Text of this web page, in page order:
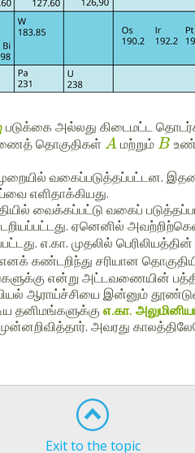
படுக்கை அல்லது கிடைமட்ட
தொகுதிகள் A மற்றும்B
வகைப்படுத்தப்பட்டன.
எளிதாக்கியது.
வைக்கப்பட்டு வகைப்
ஏனெனில்
எ.கா. முதலில்
எனக் கண்டறிந்து சரியான
என்று அட்டவணையின்
ஆராய்ச்சியை இன்னும்
தனிமங்களுக்கு எ.கா.
அவரது
Exit to the topic